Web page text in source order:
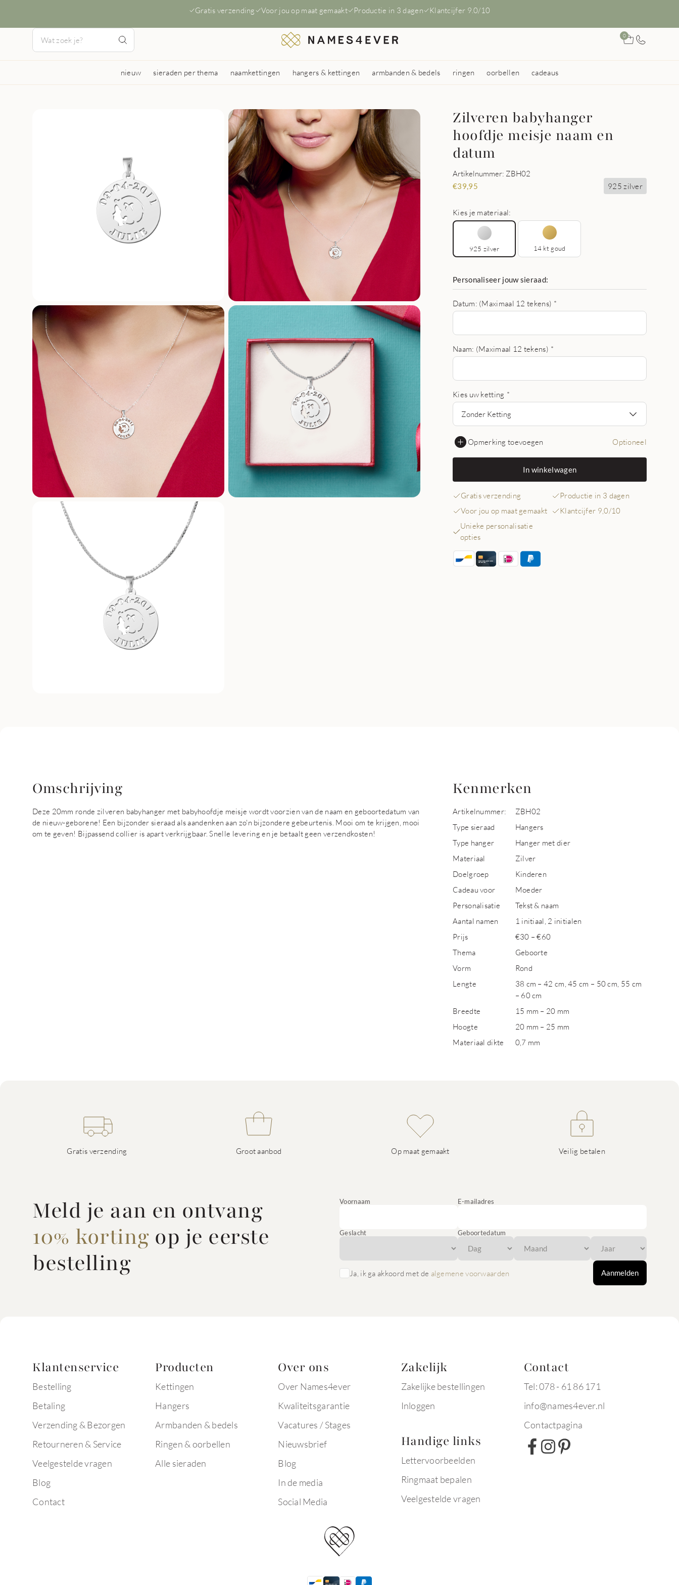
Gratis verzending Voor jou op maat gemaakt Productie in 3 dagen Klantcijfer 9.0/10
0
nieuw sieraden per thema naamkettingen hangers & kettingen armbanden & bedels ringen oorbellen cadeaus
Zilveren babyhanger
hoofdje meisje naam en
datum
Artikelnummer: ZBH02
€39,95 925 zilver
Kies je materiaal:
925 zilver 14 kt goud
Personaliseer jouw sieraad:
Datum: (Maximaal 12 tekens) *
Naam: (Maximaal 12 tekens) *
Kies uw ketting *
Zonder Ketting
Opmerking toevoegen Optioneel
In winkelwagen
Gratis verzending
Productie in 3 dagen
Voor jou op maat gemaakt
Klantcijfer 9,0/10
Unieke personalisatie
opties
Omschrijving
Deze 20mm ronde zilveren babyhanger met babyhoofdje meisje wordt voorzien van de naam en geboortedatum van
de nieuw-geborene! Een bijzonder sieraad als aandenken aan zo'n bijzondere gebeurtenis. Mooi om te krijgen, mooi
om te geven! Bijpassend collier is apart verkrijgbaar. Snelle levering en je betaalt geen verzendkosten!
Kenmerken
Artikelnummer:
ZBH02
Type sieraad
Hangers
Type hanger
Hanger met dier
Materiaal
Zilver
Doelgroep
Kinderen
Cadeau voor
Moeder
Personalisatie
Tekst & naam
Aantal namen
1 initiaal, 2 initialen
Prijs
€30 – €60
Thema
Geboorte
Vorm
Rond
Lengte
38 cm – 42 cm, 45 cm – 50 cm, 55 cm
– 60 cm
Breedte
15 mm – 20 mm
Hoogte
20 mm – 25 mm
Materiaal dikte
0,7 mm
Gratis verzending Groot aanbod Op maat gemaakt Veilig betalen
Meld je aan en ontvang
10% korting op je eerste
bestelling
Voornaam E-mailadres
Geslacht Geboortedatum
Ja, ik ga akkoord met de algemene voorwaarden Aanmelden
Klantenservice
Bestelling
Betaling
Verzending & Bezorgen
Retourneren & Service
Veelgestelde vragen
Blog
Contact
Producten
Kettingen
Hangers
Armbanden & bedels
Ringen & oorbellen
Alle sieraden
Over ons
Over Names4ever
Kwaliteitsgarantie
Vacatures / Stages
Nieuwsbrief
Blog
In de media
Social Media
Zakelijk
Zakelijke bestellingen
Inloggen
Handige links
Lettervoorbeelden
Ringmaat bepalen
Veelgestelde vragen
Contact
Tel: 078 - 61 86 171
info@names4ever.nl
Contactpagina